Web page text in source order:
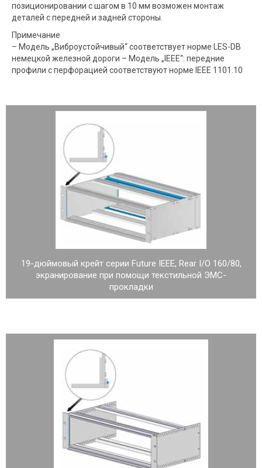
позиционировании с шагом в 10 мм возможен монтаж
деталей с передней и задней стороны.
Примечание
– Модель „Виброустойчивый“ соответствует норме LES-DB
немецкой железной дороги – Модель „IEEE“: передние
профили с перфорацией соответствуют норме IEEE 1101.10
19-дюймовый крейт серии Future IEEE, Rear I/O 160/80,
экранирование при помощи текстильной ЭМС-
прокладки